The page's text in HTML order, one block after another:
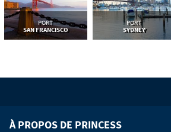
PORT
SAN FRANCISCO
PORT
SYDNEY
À PROPOS DE PRINCESS